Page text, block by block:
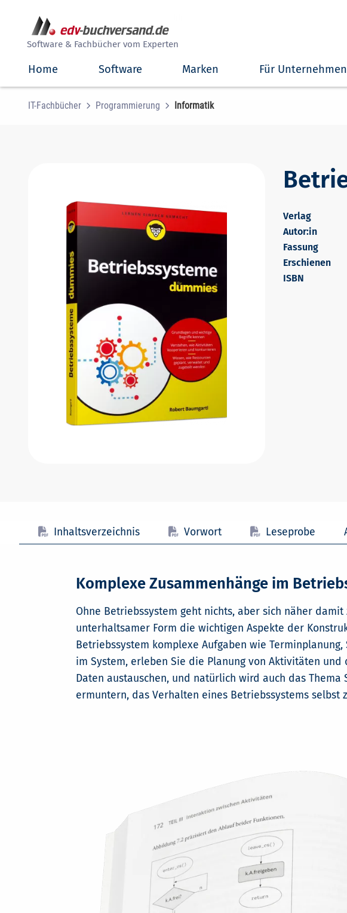
Software & Fachbücher vom Experten
Home Software Marken Für Unternehmen
IT-Fachbücher Programmierung Informatik
Autor:in
Erschienen
Inhaltsverzeichnis Vorwort Leseprobe
Komplexe Zusammenhänge im
Ohne Betriebssystem geht nichts, aber sich näher
unterhaltsamer Form die wichtigen Aspekte der
Betriebssystem komplexe Aufgaben wie
im System, erleben Sie die Planung von Aktivitäten
Daten austauschen, und natürlich wird auch das
ermuntern, das Verhalten eines Betriebssystems selbst